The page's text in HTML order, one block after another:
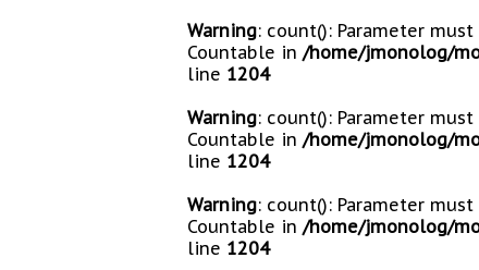
Warning: count(): Parameter
Countable in /home/jmonolog/
line 1204
Warning: count(): Parameter
Countable in /home/jmonolog/
line 1204
Warning: count(): Parameter
Countable in /home/jmonolog/
line 1204